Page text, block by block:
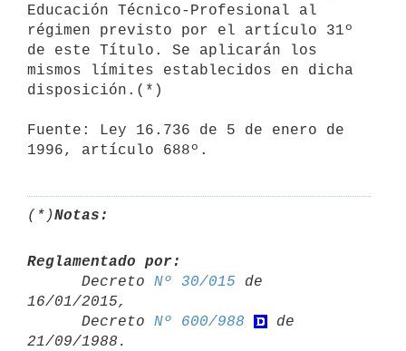
Educación Técnico-Profesional al
régimen previsto por el artículo 31º
de este Título. Se aplicarán los
mismos límites establecidos en dicha
disposición.(*)
Fuente: Ley 16.736 de 5 de enero de
1996, artículo 688º.
(*)Notas:
Reglamentado por:
Decreto Nº 30/015 de
16/01/2015,
      Decreto
Nº 600/988
de